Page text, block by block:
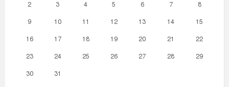
2 3 4 5 6 7 8
9 10 11 12 13 14 15
16 17 18 19 20 21 22
23 24 25 26 27 28 29
30 31